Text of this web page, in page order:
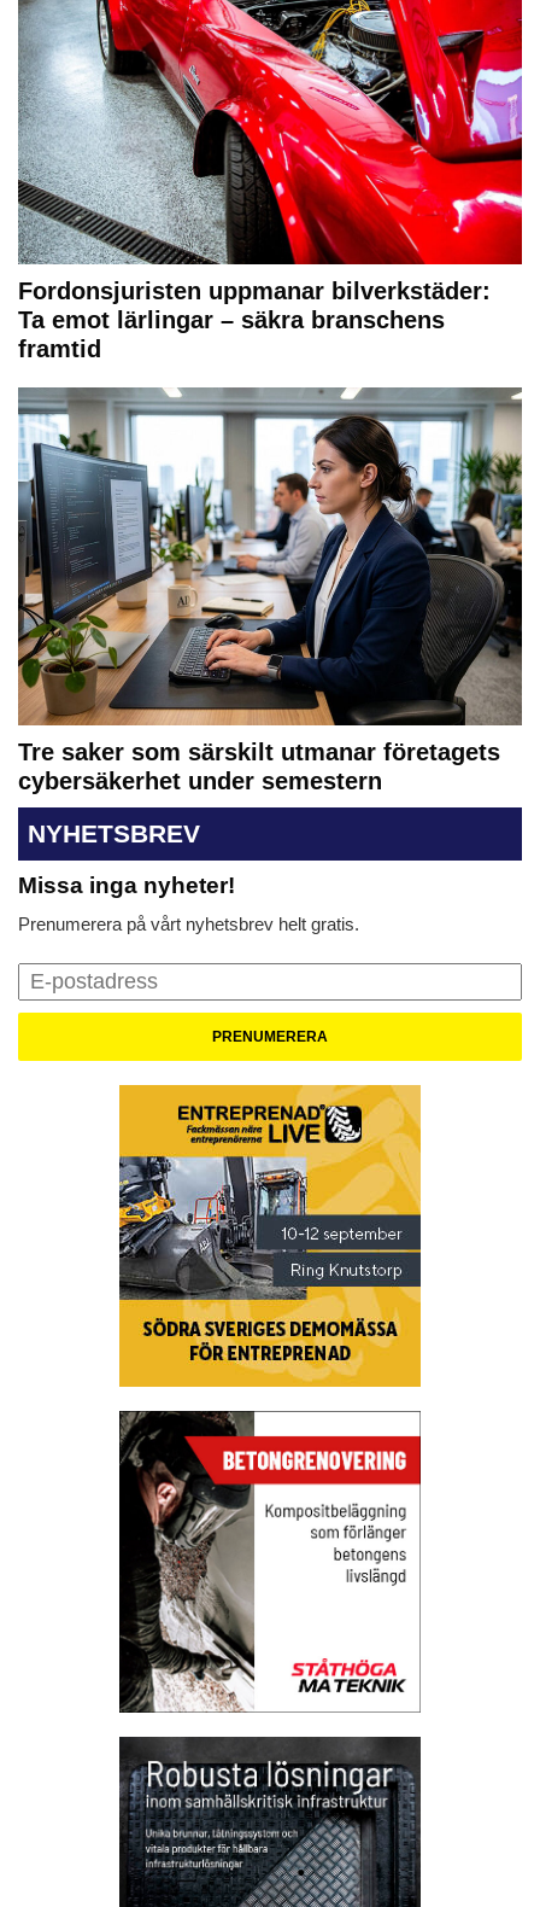
Fordonsjuristen uppmanar bilverkstäder:
Ta emot lärlingar – säkra branschens
framtid
Tre saker som särskilt utmanar företagets
cybersäkerhet under semestern
NYHETSBREV
Missa inga nyheter!
Prenumerera på vårt nyhetsbrev helt gratis.